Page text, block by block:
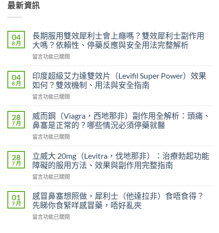
最新資訊
04
8 月
長期服用雙效犀利士會上癮嗎？雙效犀利士副作用
大嗎？依賴性、停藥反應與安全用法完整解析
在
期
服
用
雙
犀
利
士
會
癮
嗎？
效
利
士
副
留言功能已關閉
04
8 月
印度超級艾力達雙效片（Levifil Super Power）效果
如何？雙效機制、用法與安全指南
在
度
超
級
艾
達
雙
效
片
Super
Power）
果
留言功能已關閉
28
7 月
威而鋼（Viagra，西地那非）副作用全解析：頭痛、
鼻塞是正常的？哪些情況必須停藥就醫
在
而
鋼
（Viagra，
西
那
非）
副
作
留言功能已關閉
28
7 月
立威大 20mg（Levitra，伐地那非）：治療勃起功能
障礙的服用方法、效果與副作用完整指南
在
威
大
20mg（Levitra，
伐
留言功能已關閉
01
7 月
感冒鼻塞想照做，犀利士（他達拉非）食唔食得？
先睇你食緊咩感冒藥，唔好亂夾
在
留言功能已關閉